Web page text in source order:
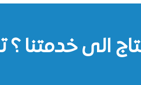
الى خدمتنا ؟